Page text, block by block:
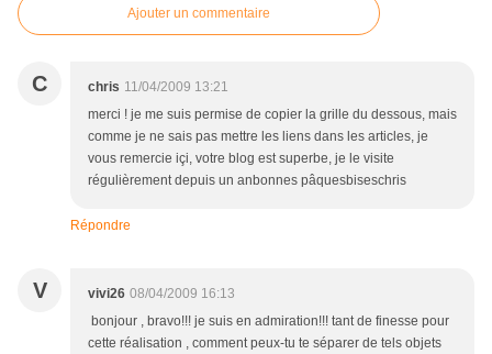
Ajouter un commentaire
C chris 11/04/2009 13:21
merci ! je me suis permise de copier la grille du dessous, mais
comme je ne sais pas mettre les liens dans les articles, je
vous remercie içi, votre blog est superbe, je le visite
régulièrement depuis un anbonnes pâquesbiseschris
Répondre
V vivi26 08/04/2009 16:13
bonjour , bravo!!! je suis en admiration!!! tant de finesse pour
cette réalisation , comment peux-tu te séparer de tels objets